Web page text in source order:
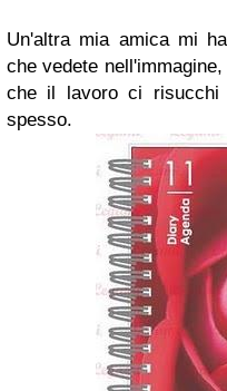
Un'altra mia amica mi
che vedete
che il lavoro ci risucchi
spesso.